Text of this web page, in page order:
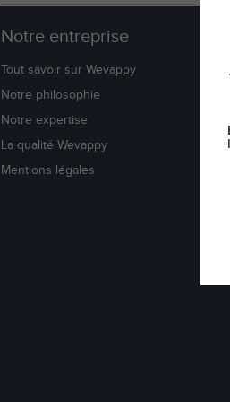
Notre entreprise
Tout savoir sur Wevappy
Notre philosophie
Notre expertise
La qualité Wevappy
Mentions légales